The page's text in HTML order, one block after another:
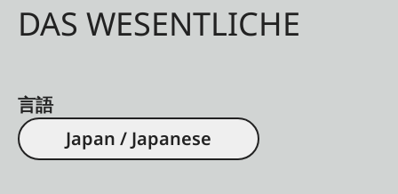
DAS WESENTLICHE
言語
Japan / Japanese